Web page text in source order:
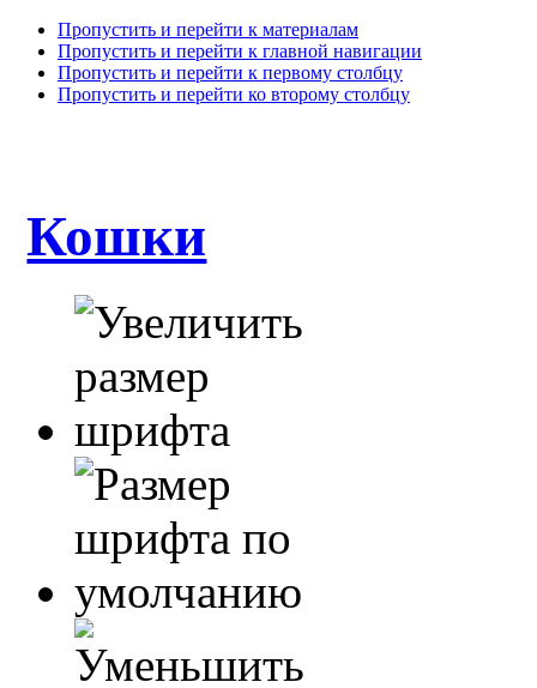
Пропустить и перейти к материалам
Пропустить и перейти к главной навигации
Пропустить и перейти к первому столбцу
Пропустить и перейти ко второму столбцу
Кошки